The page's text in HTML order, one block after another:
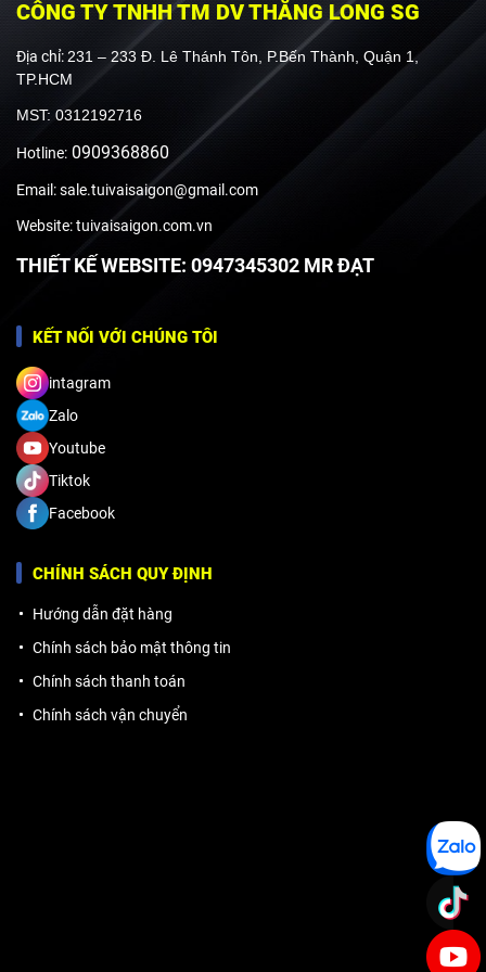
CÔNG TY TNHH TM DV THĂNG LONG SG
Địa chỉ: 231 – 233 Đ. Lê Thánh Tôn, P.Bến Thành, Quận 1,
TP.HCM
MST: 0312192716
Hotline: 0909368860
Email: sale.tuivaisaigon@gmail.com
Website: tuivaisaigon.com.vn
THIẾT KẾ WEBSITE: 0947345302 MR ĐẠT
KẾT NỐI VỚI CHÚNG TÔI
intagram
Zalo
Youtube
Tiktok
Facebook
CHÍNH SÁCH QUY ĐỊNH
Hướng dẫn đặt hàng
Chính sách bảo mật thông tin
Chính sách thanh toán
Chính sách vận chuyển